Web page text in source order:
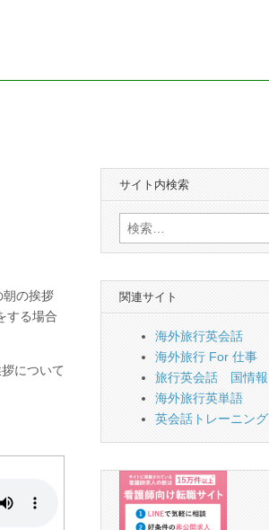
朝の挨拶
する場合
について
サイト内検索
検
索:
関連サイト
海外旅行英会話
海外旅行 For 仕事
旅行英会話 国情報
海外旅行英単語
英会話トレーニング